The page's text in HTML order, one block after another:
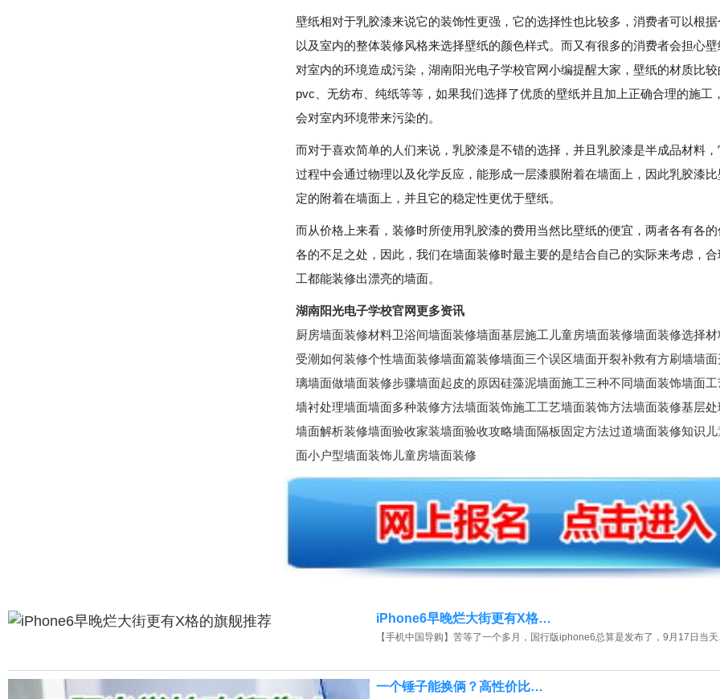
壁纸相对于乳胶漆来说它的装饰性更强，它的选择性也比较多，消费者可以根
以及室内的整体装修风格来选择壁纸的颜色样式。而又有很多的消费者会担心
对室内的环境造成污染，湖南阳光电子学校官网小编提醒大家，壁纸的材质比
pvc、无纺布、纯纸等等，如果我们选择了优质的壁纸并且加上正确合理的施工
会对室内环境带来污染的。
而对于喜欢简单的人们来说，乳胶漆是不错的选择，并且乳胶漆是半成品材料
过程中会通过物理以及化学反应，能形成一层漆膜附着在墙面上，因此乳胶漆
定的附着在墙面上，并且它的稳定性更优于壁纸。
而从价格上来看，装修时所使用乳胶漆的费用当然比壁纸的便宜，两者各有各
各的不足之处，因此，我们在墙面装修时最主要的是结合自己的实际来考虑，
工都能装修出漂亮的墙面。
湖南阳光电子学校官网更多资讯
厨房墙面装修材料卫浴间墙面装修墙面基层施工儿童房墙面装修墙面装修选择
受潮如何装修个性墙面装修墙面篇装修墙面三个误区墙面开裂补救有方刷墙墙
璃墙面做墙面装修步骤墙面起皮的原因硅藻泥墙面施工三种不同墙面装饰墙面
墙衬处理墙面墙面多种装修方法墙面装饰施工工艺墙面装饰方法墙面装修基层
墙面解析装修墙面验收家装墙面验收攻略墙面隔板固定方法过道墙面装修知识
面小户型墙面装饰儿童房墙面装修
iPhone6早晚烂大街更有X格…
【手机中国导购】苦等了一个多月，国行版iphone6总算是发布了，9月17日当
一个锤子能换俩？高性价比…